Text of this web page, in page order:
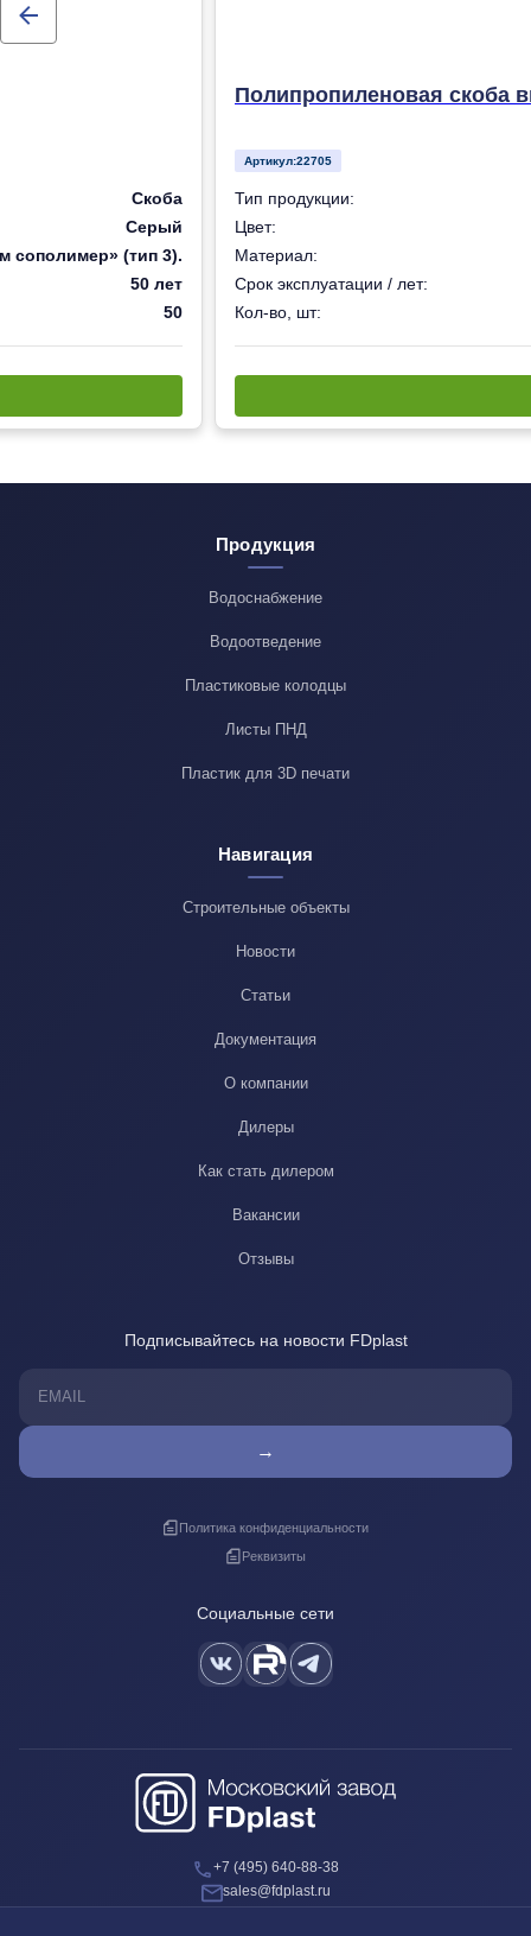
Скоба
Серый
сополимер» (тип 3).
50 лет
50
Полипропиленовая скоба
Артикул:22705
Тип продукции:
Цвет:
Материал:
Срок эксплуатации / лет:
Кол-во, шт:
Продукция
Водоснабжение
Водоотведение
Пластиковые колодцы
Листы ПНД
Пластик для 3D печати
Навигация
Строительные объекты
Новости
Статьи
Документация
О компании
Дилеры
Как стать дилером
Вакансии
Отзывы
Подписывайтесь на новости FDplast
→
Политика конфиденциальности
Реквизиты
Социальные сети
+7 (495) 640-88-38
sales@fdplast.ru